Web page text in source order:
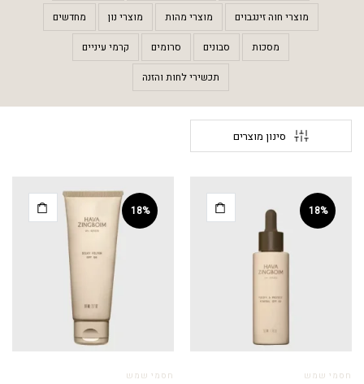
מוצרי חוה זינגבוים מוצרי מהות מוצרי נון מחדשים
מסכות סבונים סרומים קרמי עיניים
תכשירי לחות והזנה
סינון מוצרים
18%
חסמי שמש
18%
חסמי שמש